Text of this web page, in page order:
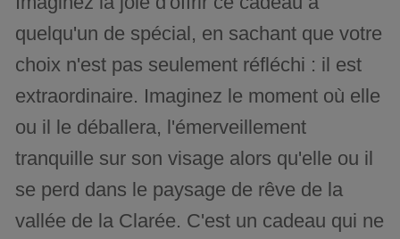
quelqu'un de spécial, en sachant que votre
choix n'est pas seulement réfléchi : il est
extraordinaire. Imaginez le moment où elle
ou il le déballera, l'émerveillement
tranquille sur son visage alors qu'elle ou il
se perd dans le paysage de rêve de la
vallée de la Clarée. C'est un cadeau qui ne